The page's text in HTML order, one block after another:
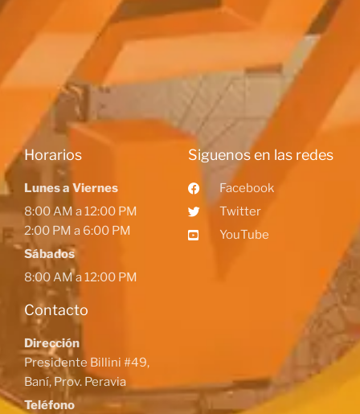
Horarios
Lunes a Viernes
8:00 AM a 12:00 PM
2:00 PM a 6:00 PM
Sábados
8:00 AM a 12:00 PM
Contacto
Dirección
Presidente Billini #49,
Baní, Prov. Peravia
Teléfono
Siguenos en las redes
Facebook
Twitter
YouTube